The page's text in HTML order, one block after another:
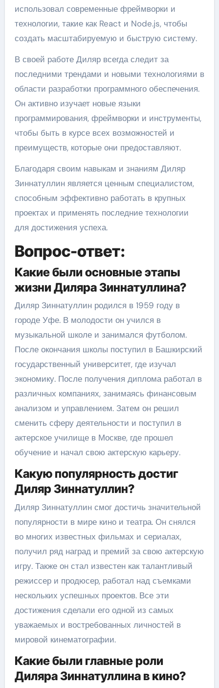
использовал современные фреймворки и
технологии, такие как React и Node.js, чтобы
создать масштабируемую и быструю систему.
В своей работе Диляр всегда следит за
последними трендами и новыми технологиями в
области разработки программного обеспечения.
Он активно изучает новые языки
программирования, фреймворки и инструменты,
чтобы быть в курсе всех возможностей и
преимуществ, которые они предоставляют.
Благодаря своим навыкам и знаниям Диляр
Зиннатуллин является ценным специалистом,
способным эффективно работать в крупных
проектах и применять последние технологии
для достижения успеха.
Вопрос-ответ:
Какие были основные этапы
жизни Диляра Зиннатуллина?
Диляр Зиннатуллин родился в 1959 году в
городе Уфе. В молодости он учился в
музыкальной школе и занимался футболом.
После окончания школы поступил в Башкирский
государственный университет, где изучал
экономику. После получения диплома работал в
различных компаниях, занимаясь финансовым
анализом и управлением. Затем он решил
сменить сферу деятельности и поступил в
актерское училище в Москве, где прошел
обучение и начал свою актерскую карьеру.
Какую популярность достиг
Диляр Зиннатуллин?
Диляр Зиннатуллин смог достичь значительной
популярности в мире кино и театра. Он снялся
во многих известных фильмах и сериалах,
получил ряд наград и премий за свою актерскую
игру. Также он стал известен как талантливый
режиссер и продюсер, работал над съемками
нескольких успешных проектов. Все эти
достижения сделали его одной из самых
уважаемых и востребованных личностей в
мировой кинематографии.
Какие были главные роли
Диляра Зиннатуллина в кино?